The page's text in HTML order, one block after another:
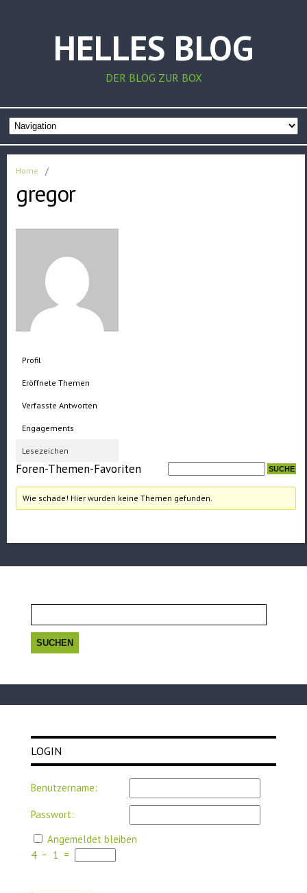
HELLES BLOG
DER BLOG ZUR BOX
Home /
gregor
Profil
Eröffnete Themen
Verfasste Antworten
Engagements
Lesezeichen
Foren-Themen-Favoriten
Wie schade! Hier wurden keine Themen gefunden.
LOGIN
Benutzername:
Passwort:
Angemeldet bleiben
4 − 1 =